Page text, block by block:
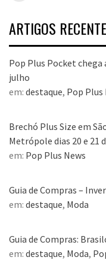
ARTIGOS
Pop Plus Pocket chega
julho
em: destaque, Pop Plus
Brechó Plus Size em
Metrópole dias 20 e 21
em: Pop Plus News
Guia de Compras –
em: destaque, Moda
Guia de Compras:
em: destaque, Moda,